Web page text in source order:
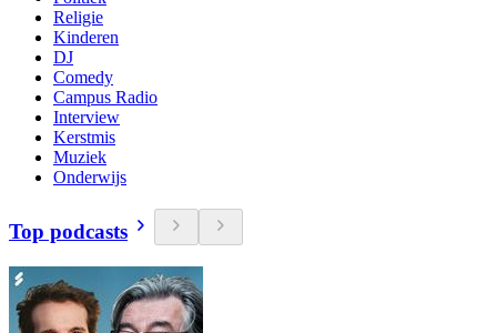
Religie
Kinderen
DJ
Comedy
Campus Radio
Interview
Kerstmis
Muziek
Onderwijs
Top podcasts